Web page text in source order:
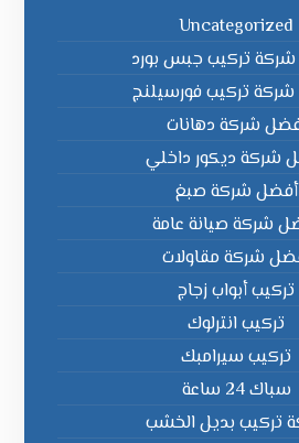
Uncategorized
تركيب جبس بورد
تركيب فورسيلنج
شركة دهانات
شركة ديكور داخلي
أفضل شركة صبغ
شركة صيانة عامة
شركة مقاولات
تركيب أبواب زجاج
تركيب انترلوك
تركيب سيرامبك
سباك 24 ساعة
تركيب بديل الخشب